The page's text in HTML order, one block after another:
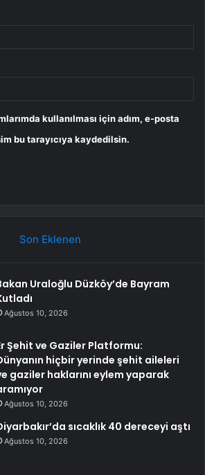
kullanılması için adım, e-posta
bu tarayıcıya kaydedilsin.
Son Eklenen
Uraloğlu Düzköy’de Bayram
Ağustos 10, 2026
Şehit ve Gaziler Platformu:
hiçbir yerinde şehit aileleri
gaziler haklarını eylem yaparak
Ağustos 10, 2026
sıcaklık 40 dereceyi aştı
Ağustos 10, 2026